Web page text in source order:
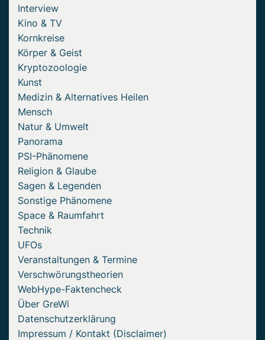
Interview
Kino & TV
Kornkreise
Körper & Geist
Kryptozoologie
Kunst
Medizin & Alternatives Heilen
Mensch
Natur & Umwelt
Panorama
PSI-Phänomene
Religion & Glaube
Sagen & Legenden
Sonstige Phänomene
Space & Raumfahrt
Technik
UFOs
Veranstaltungen & Termine
Verschwörungstheorien
WebHype-Faktencheck
Über GreWi
Datenschutzerklärung
Impressum / Kontakt (Disclaimer)